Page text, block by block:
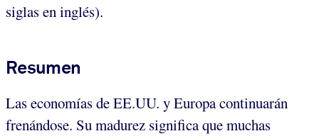
siglas en inglés).
Resumen
Las economías de EE.UU. y Europa continuarán
frenándose. Su madurez significa que muchas